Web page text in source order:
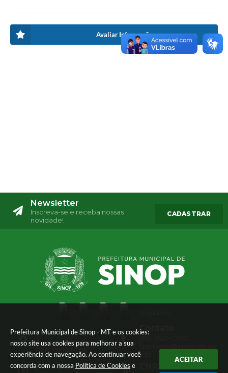
Prefeitura Municipal de Sinop - MT e os cookies:
nosso site usa cookies para melhorar a sua
experiência de navegação. Ao continuar você
concorda com a nossa Política de Cookies e
ACEITAR
Avaliar Informação
Newsletter
Inscreva-se e receba nossas
novidade!
CADASTRAR
Localização
Av. das Embaúbas, 1386 - Centro
CEP: 78550-206
Contato
v.br
Atendimento CNPJ